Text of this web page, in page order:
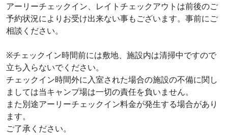
アーリーチェックイン、レイトチェックアウトは前後のご
予約状況によりお受け出来ない事もございます。事前にご
相談ください。
※チェックイン時間前には敷地、施設内は清掃中ですので
立ち入らないでください。
チェックイン時間外に入室された場合の施設の不備に関し
ましては当キャンプ場は一切の責任を負いません。
また別途アーリーチェックイン料金が発生する場合があり
ます。
ご了承ください。